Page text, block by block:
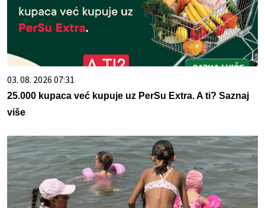
03. 08. 2026 07:31
25.000 kupaca već kupuje uz PerSu Extra. A ti? Saznaj
više